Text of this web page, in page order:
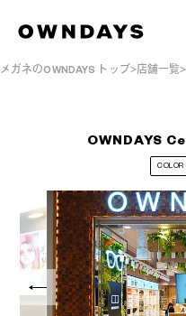
メガネのOWNDAYS トップ 店舗一覧
OWNDAYS
COLOR